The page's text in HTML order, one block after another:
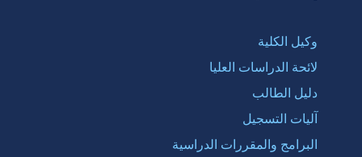
وكيل الكلية
لائحة الدراسات العليا
دليل الطالب
آليات التسجيل
البرامج والمقررات الدراسية